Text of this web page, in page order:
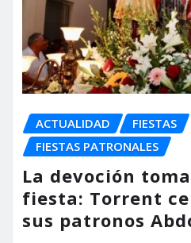
ACTUALIDAD
FIESTAS
FIESTAS PATRONALES
La devoción
fiesta: Torrent
sus patronos